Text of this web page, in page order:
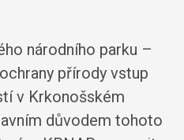
národního parku –
přírody vstup
v Krkonošském
důvodem tohoto